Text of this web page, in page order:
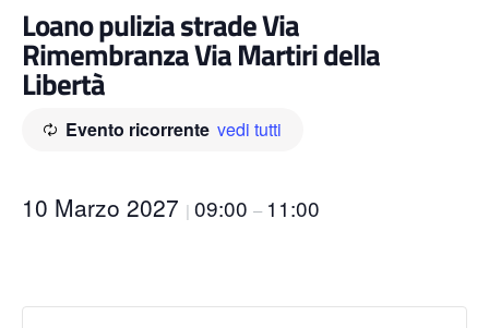
Loano pulizia strade Via
Rimembranza Via Martiri della
Libertà
Evento ricorrente vedi tutti
10 Marzo 2027 | 09:00 – 11:00